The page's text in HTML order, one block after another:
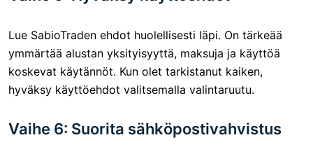
Lue SabioTraden ehdot huolellisesti läpi. On tärkeää
ymmärtää alustan yksityisyyttä, maksuja ja käyttöä
koskevat käytännöt. Kun olet tarkistanut kaiken,
hyväksy käyttöehdot valitsemalla valintaruutu.
Vaihe 6: Suorita sähköpostivahvistus